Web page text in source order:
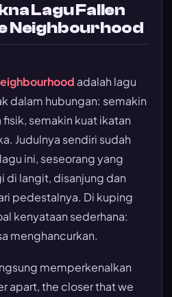
Lagu Fallen
Neighbourhood
adalah lagu
dalam hubungan: semakin
semakin kuat ikatan
Judulnya sendiri sudah
ini, seseorang yang
di langit, disanjung dan
pedestalnya. Di kuping
kenyataan sederhana:
menghancurkan.
memperkenalkan
apart, the closer that we